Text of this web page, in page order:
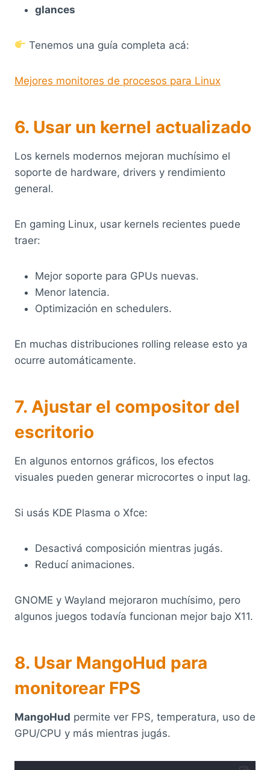
glances
Tenemos una guía completa acá:
Mejores monitores de procesos para Linux
6. Usar un kernel actualizado
Los kernels modernos mejoran muchísimo el
soporte de hardware, drivers y rendimiento
general.
En gaming Linux, usar kernels recientes puede
traer:
Mejor soporte para GPUs nuevas.
Menor latencia.
Optimización en schedulers.
En muchas distribuciones rolling release esto ya
ocurre automáticamente.
7. Ajustar el compositor del
escritorio
En algunos entornos gráficos, los efectos
visuales pueden generar microcortes o input lag.
Si usás KDE Plasma o Xfce:
Desactivá composición mientras jugás.
Reducí animaciones.
GNOME y Wayland mejoraron muchísimo, pero
algunos juegos todavía funcionan mejor bajo X11.
8. Usar MangoHud para
monitorear FPS
MangoHud permite ver FPS, temperatura, uso de
GPU/CPU y más mientras jugás.